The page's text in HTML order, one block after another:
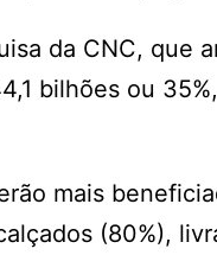
da CNC, que
bilhões ou
mais
(80%),